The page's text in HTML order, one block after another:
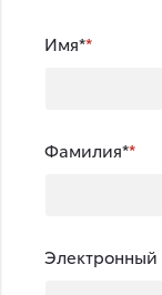
Имя*
Фамилия*
Электронный